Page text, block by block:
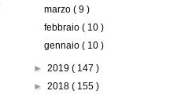
marzo( 9 )
febbraio( 10 )
gennaio( 10 )
► 2019 ( 147 )
► 2018 ( 155 )